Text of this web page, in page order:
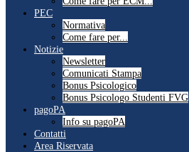
PEC
Normativa
Come fare per...
Notizie
Newsletter
Comunicati Stampa
Bonus Psicologico
Bonus Psicologo Studenti FVG
pagoPA
Info su pagoPA
Contatti
Area Riservata